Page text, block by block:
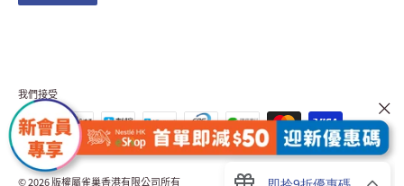
我們接受
© 2026 版權屬雀巢香港有限公司所有